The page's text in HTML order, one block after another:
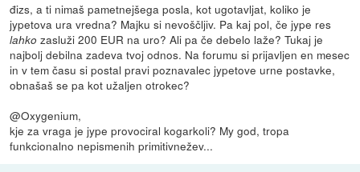
đizs, a ti nimaš pametnejšega posla, kot ugotavljat, koliko je
jypetova ura vredna? Majku si nevoščljiv. Pa kaj pol, če jype res
lahko zasluži 200 EUR na uro? Ali pa če debelo laže? Tukaj je
najbolj debilna zadeva tvoj odnos. Na forumu si prijavljen en mesec
in v tem času si postal pravi poznavalec jypetove urne postavke,
obnašaš se pa kot užaljen otrokec?
@Oxygenium,
kje za vraga je jype provociral kogarkoli? My god, tropa
funkcionalno nepismenih primitivnežev...